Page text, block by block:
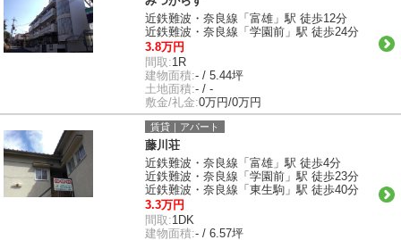
近鉄難波・奈良線「富雄」駅 徒歩12分
近鉄難波・奈良線「学園前」駅 徒歩24分
3.8万円
間取:1R
建物面積:- / 5.44坪
土地面積:- / -
敷金/礼金:0万円/0万円
賃貸｜アパート
藤川荘
近鉄難波・奈良線「富雄」駅 徒歩4分
近鉄難波・奈良線「学園前」駅 徒歩23分
近鉄難波・奈良線「東生駒」駅 徒歩40分
3.3万円
間取:1DK
建物面積:- / 6.57坪